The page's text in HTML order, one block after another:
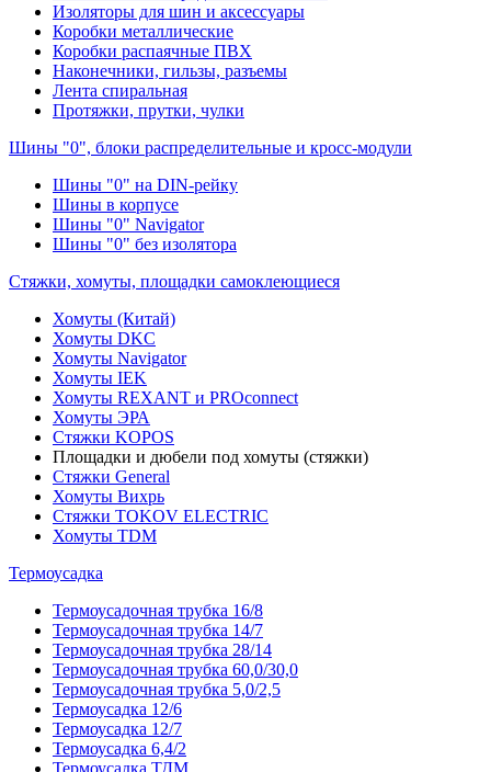
Изоляторы для шин и аксессуары
Коробки металлические
Коробки распаячные ПВХ
Наконечники, гильзы, разъемы
Лента спиральная
Протяжки, прутки, чулки
Шины "0", блоки распределительные и кросс-модули
Шины "0" на DIN-рейку
Шины в корпусе
Шины "0" Navigator
Шины "0" без изолятора
Стяжки, хомуты, площадки самоклеющиеся
Хомуты (Китай)
Хомуты DKC
Хомуты Navigator
Хомуты IEK
Хомуты REXANT и PROconnect
Хомуты ЭРА
Стяжки KOPOS
Площадки и дюбели под хомуты (стяжки)
Стяжки General
Хомуты Вихрь
Стяжки TOKOV ELECTRIC
Хомуты TDM
Термоусадка
Термоусадочная трубка 16/8
Термоусадочная трубка 14/7
Термоусадочная трубка 28/14
Термоусадочная трубка 60,0/30,0
Термоусадочная трубка 5,0/2,5
Термоусадка 12/6
Термоусадка 12/7
Термоусадка 6,4/2
Термоусадка ТДМ